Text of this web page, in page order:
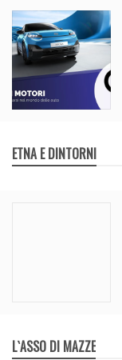
ETNA E DINTORNI
L`ASSO DI MAZZE